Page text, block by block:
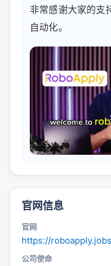
非常感谢大家的支
自动化。
官网信息
官网
https://
公司使命